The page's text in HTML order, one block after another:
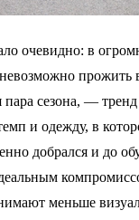
очевидно: в
прожить
пара сезона, —
и одежду, в
добрался и до
меньше